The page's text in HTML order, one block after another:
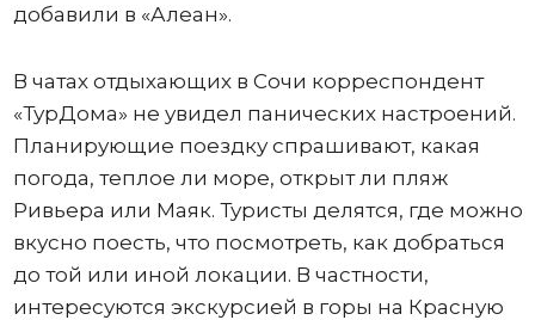
добавили в «Алеан».
В чатах отдыхающих в Сочи корреспондент
«ТурДома» не увидел панических настроений.
Планирующие поездку спрашивают, какая
погода, теплое ли море, открыт ли пляж
Ривьера или Маяк. Туристы делятся, где можно
вкусно поесть, что посмотреть, как добраться
до той или иной локации. В частности,
интересуются экскурсией в горы на Красную